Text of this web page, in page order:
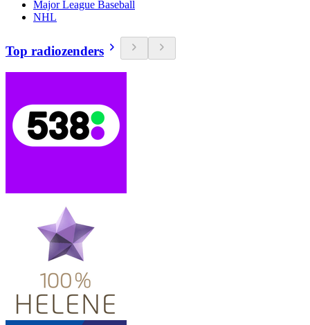
Major League Baseball
NHL
Top radiozenders